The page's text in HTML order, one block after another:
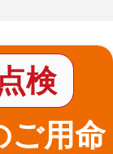
検
ご用命